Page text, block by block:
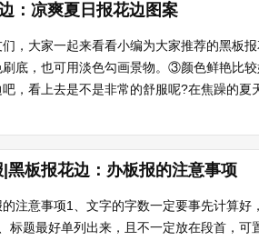
：凉爽夏日报花边图案
们，大家一起来看看小编为大家推荐的黑板
刷底，也可用淡色勾画景物。③颜色鲜艳比
，看上去是不是非常的舒服呢?在焦躁的夏
黑板报花边：办板报的注意事项
的注意事项1、文字的字数一定要事先计算
标题最好单列出来，且不一定放在段首，